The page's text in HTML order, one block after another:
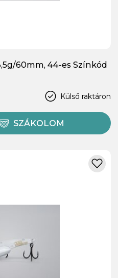
60mm, 44-es Színkód
Külső raktáron
SZÁKOLOM